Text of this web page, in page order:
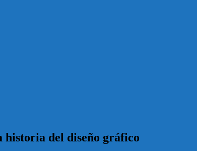
historia del diseño gráfico